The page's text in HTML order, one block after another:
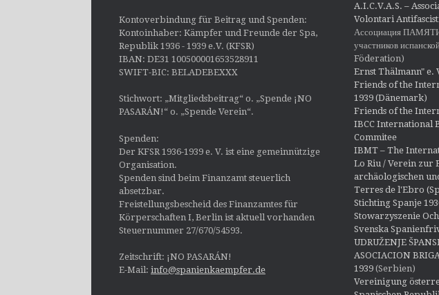
Kontoverbindung für Beitrag und Spenden:
Kontoinhaber: Kämpfer und Freunde der Spa,
Republik 1936 - 1939 e.V. (KFSR)
IBAN: DE31 100500001653528911
SWIFT-BIC: BELADEBEXXX
Stichwort: „Mitgliedsbeitrag“ o. „Spende ¡NO
PASARÁN!“ o. „Spende Verein“.
Spenden:
Der KFSR 1936-1939 e. V. ist eine gemeinnützige
Organisation.
Spenden sind beim Finanzamt steuerlich
absetzbar.
Freistellungsbescheid des Finanzamtes für
Körperschaften I, Berlin ist aktuell vorhanden
Steuernummer 27/670/54593.
Zeitschrift: ¡NO PASARÁN!
E-Mail: info@spanienkaempfer.de
A.I.C.V.A.S. –
Volontari
Ассоциация ПАМЯТИ
участников
Föderation)
Ernst Thälmann" e.
Friends of the
1939 (Dänemark)
Friends of the
IBCC International
Commitee
IBMT – The
Lo Riu / Verein zur
archäologischen
Terres de l'Ebro
Stichting Spanje
Stowarzyszenie
Svenska
UDRUŽENJE
ASOCIACION
1939(Serbien)
Vereinigung